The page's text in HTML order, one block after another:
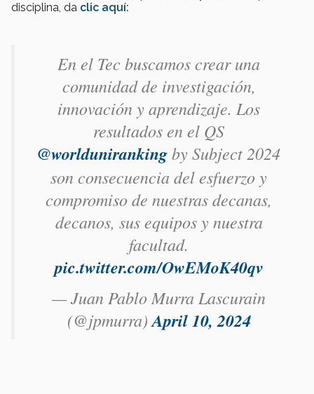
disciplina, da clic aquí:
En el Tec buscamos crear una
comunidad de investigación,
innovación y aprendizaje. Los
resultados en el QS
@worldunirankingby Subject 2024
son consecuencia del esfuerzo y
compromiso de nuestras decanas,
decanos, sus equipos y nuestra
facultad.
pic.twitter.com/OwEMoK40qv
— Juan Pablo Murra Lascurain
(@jpmurra)April 10, 2024